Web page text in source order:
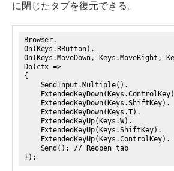
に閉じたタブを復元できる。
Browser.
On(Keys.RButton).
On(Keys.MoveDown, Keys.MoveRight,
Do(ctx =>
{
SendInput.Multiple().
ExtendedKeyDown(Keys.ShiftKey).
ExtendedKeyDown(Keys.T).
ExtendedKeyUp(Keys.W).
ExtendedKeyUp(Keys.ShiftKey).
ExtendedKeyUp(Keys.ControlKey).
Send(); // Reopen tab
});